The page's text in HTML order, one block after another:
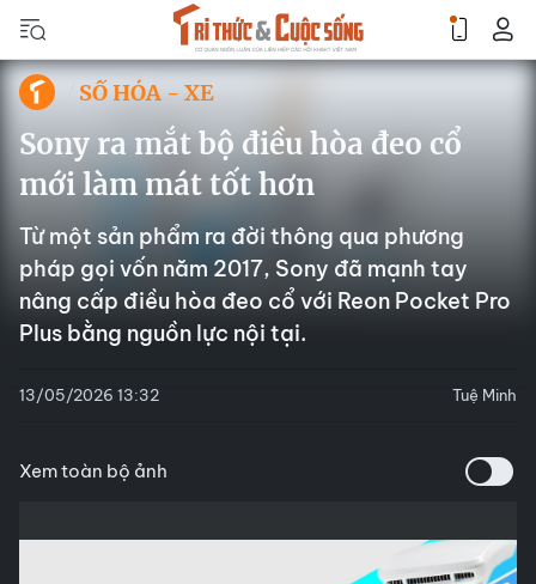
SỐ HÓA - XE
Sony ra mắt bộ điều hòa đeo cổ
mới làm mát tốt hơn
Từ một sản phẩm ra đời thông qua phương
pháp gọi vốn năm 2017, Sony đã mạnh tay
nâng cấp điều hòa đeo cổ với Reon Pocket Pro
Plus bằng nguồn lực nội tại.
13/05/2026 13:32 Tuệ Minh
Xem toàn bộ ảnh